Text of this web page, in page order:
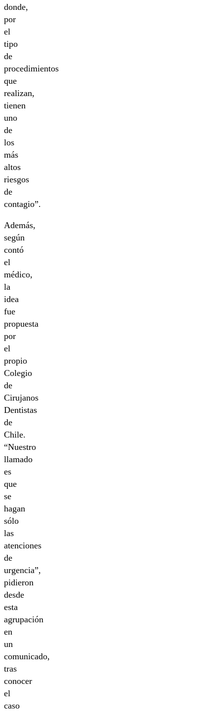
donde,
por
el
tipo
de
procedimientos
que
realizan,
tienen
uno
de
los
más
altos
riesgos
de
contagio”.
Además,
según
contó
el
médico,
la
idea
fue
propuesta
por
el
propio
Colegio
de
Cirujanos
Dentistas
de
Chile.
“Nuestro
llamado
es
que
se
hagan
sólo
las
atenciones
de
urgencia”,
pidieron
desde
esta
agrupación
en
un
comunicado,
tras
conocer
el
caso